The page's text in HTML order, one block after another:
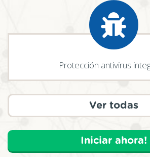
Protección antivirus
Ver todas
Iniciar ahora!